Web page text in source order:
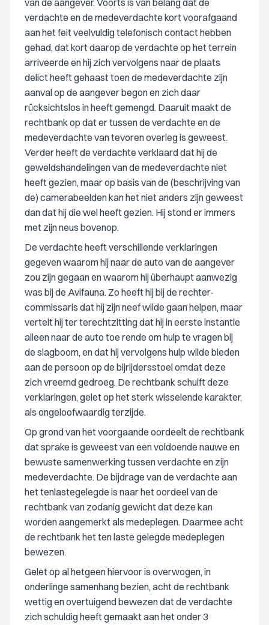
van de aangever. Voorts is van belang dat de
verdachte en de medeverdachte kort voorafgaand
aan het feit veelvuldig telefonisch contact hebben
gehad, dat kort daarop de verdachte op het terrein
arriveerde en hij zich vervolgens naar de plaats
delict heeft gehaast toen de medeverdachte zijn
aanval op de aangever begon en zich daar
rücksichtslos in heeft gemengd. Daaruit maakt de
rechtbank op dat er tussen de verdachte en de
medeverdachte van tevoren overleg is geweest.
Verder heeft de verdachte verklaard dat hij de
geweldshandelingen van de medeverdachte niet
heeft gezien, maar op basis van de (beschrijving van
de) camerabeelden kan het niet anders zijn geweest
dan dat hij die wel heeft gezien. Hij stond er immers
met zijn neus bovenop.
De verdachte heeft verschillende verklaringen
gegeven waarom hij naar de auto van de aangever
zou zijn gegaan en waarom hij überhaupt aanwezig
was bij de Avifauna. Zo heeft hij bij de rechter-
commissaris dat hij zijn neef wilde gaan helpen, maar
vertelt hij ter terechtzitting dat hij in eerste instantie
alleen naar de auto toe rende om hulp te vragen bij
de slagboom, en dat hij vervolgens hulp wilde bieden
aan de persoon op de bijrijdersstoel omdat deze
zich vreemd gedroeg. De rechtbank schuift deze
verklaringen, gelet op het sterk wisselende karakter,
als ongeloofwaardig terzijde.
Op grond van het voorgaande oordeelt de rechtbank
dat sprake is geweest van een voldoende nauwe en
bewuste samenwerking tussen verdachte en zijn
medeverdachte. De bijdrage van de verdachte aan
het tenlastegelegde is naar het oordeel van de
rechtbank van zodanig gewicht dat deze kan
worden aangemerkt als medeplegen. Daarmee acht
de rechtbank het ten laste gelegde medeplegen
bewezen.
Gelet op al hetgeen hiervoor is overwogen, in
onderlinge samenhang bezien, acht de rechtbank
wettig en overtuigend bewezen dat de verdachte
zich schuldig heeft gemaakt aan het onder 3